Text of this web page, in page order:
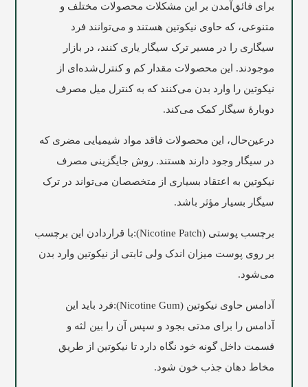
برای فائق‌آمدن بر این مشکلات محصولات مختلف و
متنوعی، که حاوی نیکوتین هستند و می‌توانند فرد
سیگاری را در مسیر ترک سیگار یاری کنند، در بازار
موجودند. این محصولات مقدار کم و کنترل‌شده‌ای از
نیکوتین را وارد بدن می‌کنند که به کنترل میل مصرف
دوبارۀ سیگار کمک می‌کند.
درعین‌حال، این محصولات فاقد مواد شیمیایی مضری که
در سیگار وجود دارند هستند. روش جایگزینی مصرف
نیکوتین به اعتقاد بسیاری از متخصصان می‌تواند در ترک
سیگار بسیار مؤثر باشد.
برچسب پوستی (Nicotine Patch):با قراردادن این برچسب
بر روی پوست میزان اندک ولی ثابتی از نیکوتین وارد بدن
می‌شود.
آدامس حاوی نیکوتین (Nicotine Gum):فرد باید این
آدامس را برای مدتی بجود و سپس آن را بین لثه و
قسمت داخل گونه خود نگاه دارد تا نیکوتین از طریق
مخاط دهان جذب خون شود.